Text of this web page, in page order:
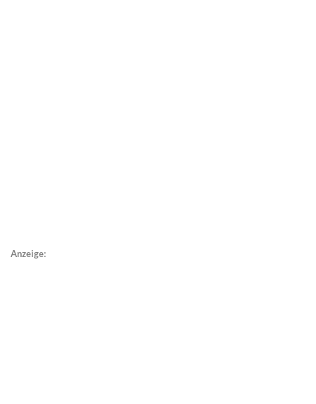
Anzeige: